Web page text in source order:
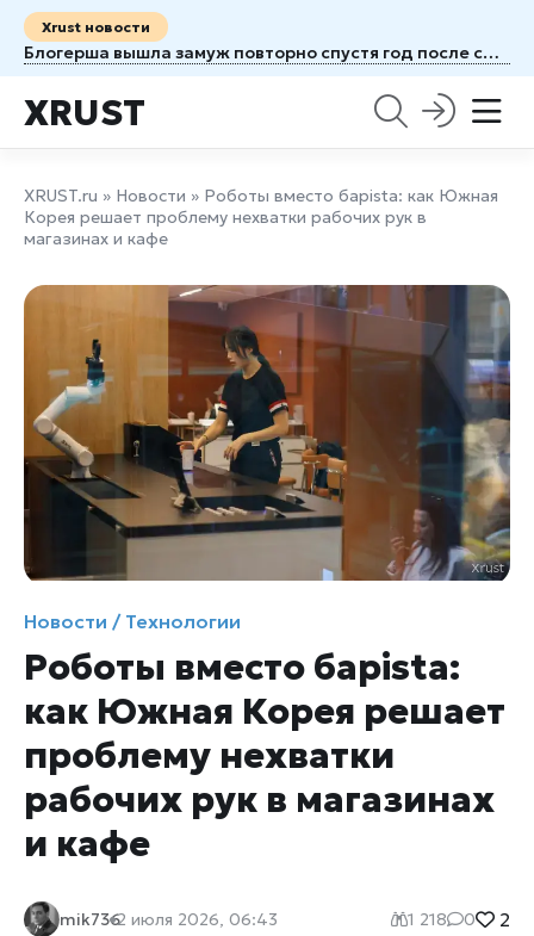
Xrust новости
Блогерша вышла замуж повторно спустя год после смерти мужа от рака
XRUST
XRUST.ru » Новости » Роботы вместо барista: как Южная
Корея решает проблему нехватки рабочих рук в
магазинах и кафе
Новости / Технологии
Роботы вместо барista:
как Южная Корея решает
проблему нехватки
рабочих рук в магазинах
и кафе
mik7362 июля 2026, 06:43 1 218 0 2